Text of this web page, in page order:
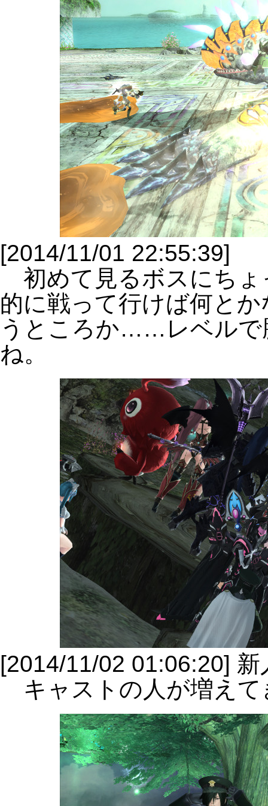
[2014/11/01 22:55:39]
初めて見るボスにちょ
的に戦って行けば何と
うところか……レベルで
ね。
[2014/11/02 01:06:20] 新
キャストの人が増えて